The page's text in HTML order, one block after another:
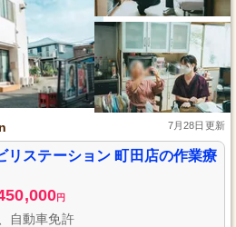
7月28日更新
リステーション 町田店の作業療
円
自動車免許